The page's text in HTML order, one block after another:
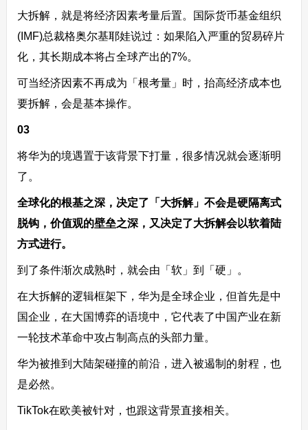
大拆解，就是将经济因素考量后置。国际货币基金组织
(IMF)总裁格奥尔基耶娃说过：如果陷入严重的贸易碎片
化，其长期成本将占全球产出的7%。
可当经济因素不再成为「根考量」时，抬高经济成本也
要拆解，会是基本操作。
03
将华为的境遇置于该背景下打量，很多情况就会逐渐明
了。
全球化的根基之深，决定了「大拆解」不会是硬隔离式
脱钩，价值观的壁垒之深，又决定了大拆解会以软着陆
方式进行。
到了条件渐次成熟时，就会由「软」到「硬」。
在大拆解的逻辑框架下，华为是全球企业，但首先是中
国企业，在大国博弈的语境中，它代表了中国产业在新
一轮技术革命中攻占制高点的头部力量。
华为被推到大陆架碰撞的前沿，进入被遏制的射程，也
是必然。
TikTok在欧美被针对，也跟这背景直接相关。